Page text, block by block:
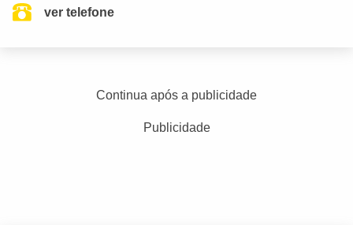
ver telefone
Continua após a publicidade
Publicidade